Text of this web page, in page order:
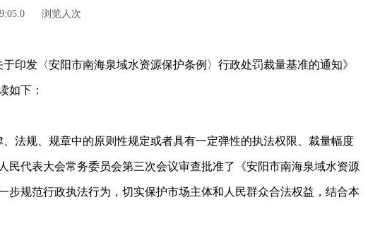
浏览人次
发〈安阳市南海泉域水资源保护条例〉行政处罚裁量基准的通知》
如下：
规、规章中的原则性规定或者具有一定弹性的执法权限、裁量幅度
民代表大会常务委员会第三次会议审查批准了《安阳市南海泉域水资源
步规范行政执法行为，切实保护市场主体和人民群众合法权益，结合本